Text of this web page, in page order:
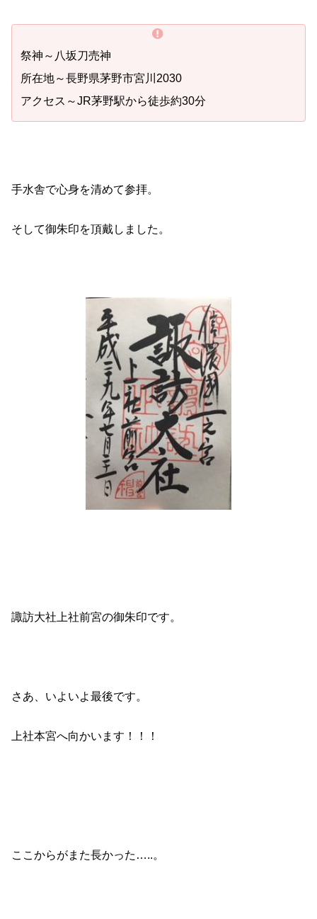
祭神～八坂刀売神
所在地～長野県茅野市宮川2030
アクセス～JR茅野駅から徒歩約30分
手水舎で心身を清めて参拝。
そして御朱印を頂戴しました。
諏訪大社上社前宮の御朱印です。
さあ、いよいよ最後です。
上社本宮へ向かいます！！！
ここからがまた長かった…..。